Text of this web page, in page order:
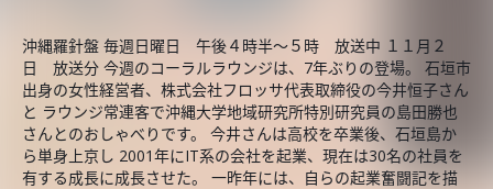
沖縄羅針盤 毎週日曜日 午後４時半～５時 放送中 １１月２
日 放送分 今週のコーラルラウンジは、7年ぶりの登場。 石垣市
出身の女性経営者、株式会社フロッサ代表取締役の今井恒子さん
と ラウンジ常連客で沖縄大学地域研究所特別研究員の島田勝也
さんとのおしゃべりです。 今井さんは高校を卒業後、石垣島か
ら単身上京し 2001年にIT系の会社を起業、現在は30名の社員を
有する成長に成長させた。 一昨年には、自らの起業奮闘記を描